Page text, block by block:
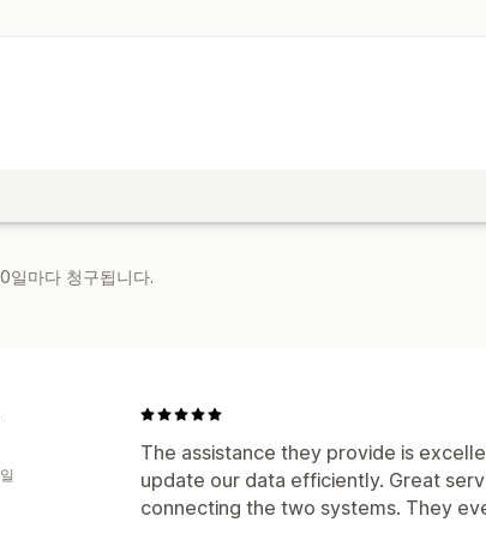
일마다 청구됩니다.
The assistance they provide is
update our data efficiently. Great
connecting the two systems. They